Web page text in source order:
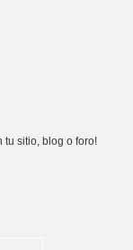
tu sitio, blog o foro!